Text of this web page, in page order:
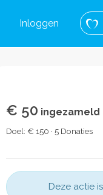
Inloggen
€ 50 ingezameld
Doel: € 150 · 5 Donaties
Deze actie